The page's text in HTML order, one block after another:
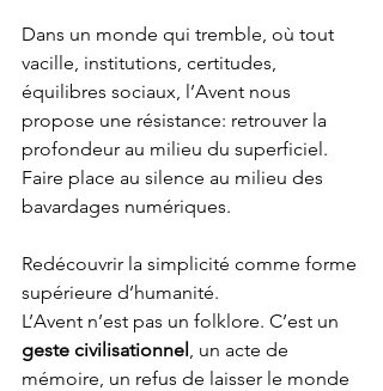
Dans un monde qui tremble, où tout
vacille, institutions, certitudes,
équilibres sociaux, l’Avent nous
propose une résistance: retrouver la
profondeur au milieu du superficiel.
Faire place au silence au milieu des
bavardages numériques.
Redécouvrir la simplicité comme forme
supérieure d’humanité.
L’Avent n’est pas un folklore. C’est un
geste civilisationnel, un acte de
mémoire, un refus de laisser le monde